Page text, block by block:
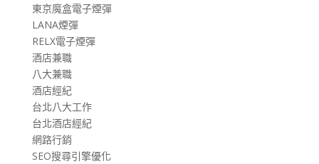
東京魔盒電子煙彈
LANA煙彈
RELX電子煙彈
酒店兼職
八大兼職
酒店經紀
台北八大工作
台北酒店經紀
網路行銷
SEO搜尋引擎優化